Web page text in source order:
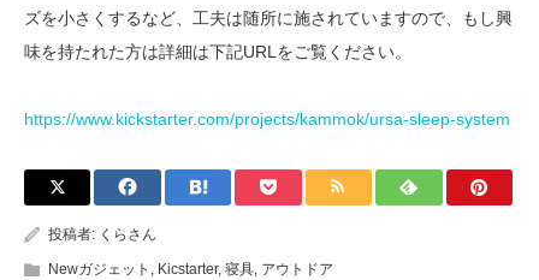
ズを小さくするなど、工夫は随所に施されていますので、もし興
味を持たれた方は詳細は下記URLをご覧ください。
https://www.kickstarter.com/projects/kammok/ursa-sleep-system
投稿者: くらさん
Newガジェット , Kicstarter, 寝具, アウトドア